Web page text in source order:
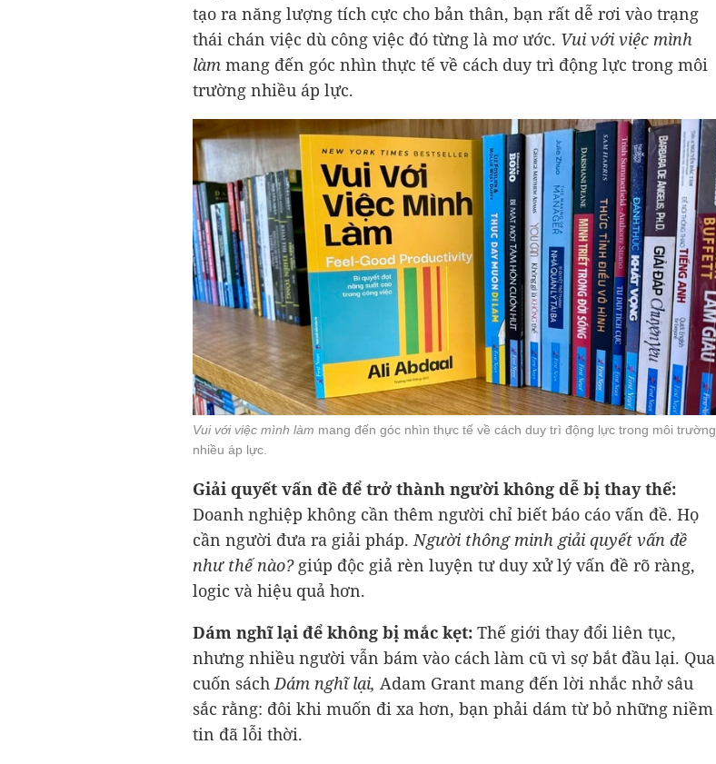
tạo ra năng lượng tích cực cho bản thân, bạn rất dễ rơi vào trạng
thái chán việc dù công việc đó từng là mơ ước. Vui với việc mình
làm mang đến góc nhìn thực tế về cách duy trì động lực trong môi
trường nhiều áp lực.
Vui với việc mình làm mang đến góc nhìn thực tế về cách duy trì động lực trong môi trường
nhiều áp lực.
Giải quyết vấn đề để trở thành người không dễ bị thay thế:
Doanh nghiệp không cần thêm người chỉ biết báo cáo vấn đề. Họ
cần người đưa ra giải pháp.Người thông minh giải quyết vấn đề
như thế nào?giúp độc giả rèn luyện tư duy xử lý vấn đề rõ ràng,
logic và hiệu quả hơn.
Dám nghĩ lại để không bị mắc kẹt: Thế giới thay đổi liên tục,
nhưng nhiều người vẫn bám vào cách làm cũ vì sợ bắt đầu lại. Qua
cuốn sáchDám nghĩ lại, Adam Grant mang đến lời nhắc nhở sâu
sắc rằng: đôi khi muốn đi xa hơn, bạn phải dám từ bỏ những niềm
tin đã lỗi thời.